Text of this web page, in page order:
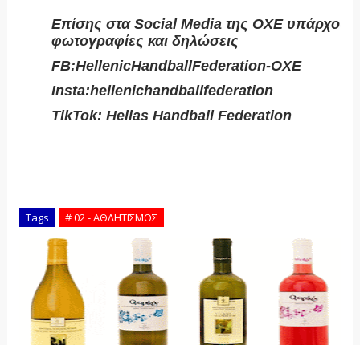
Επίσης στα Social Media της ΟΧΕ υπάρχουν
φωτογραφίες και δηλώσεις
FB:HellenicHandballFederation-OXE
Insta:hellenichandballfederation
TikTok: Hellas Handball Federation
Tags # 02 - ΑΘΛΗΤΙΣΜΟΣ